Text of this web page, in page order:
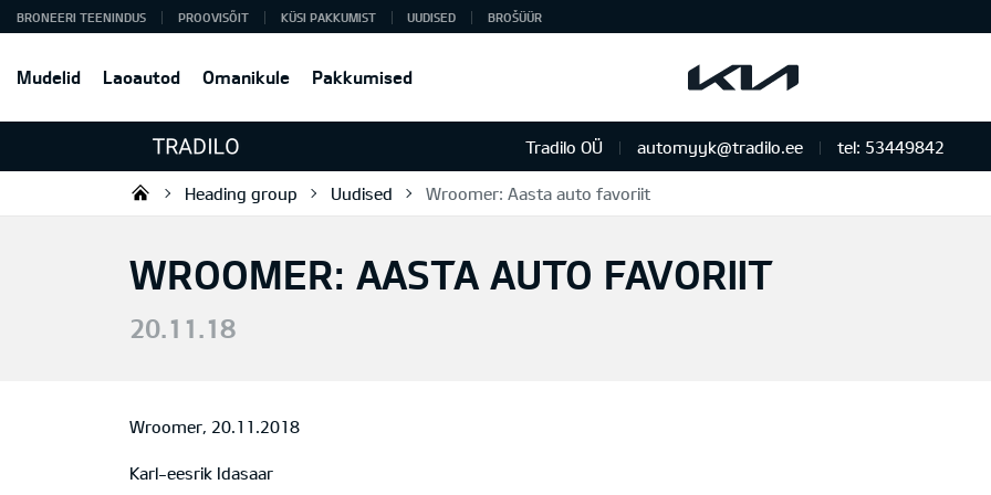
Mudelid Laoautod Omanikule Pakkumised
BRONEERI TEENINDUS PROOVISÕIT KÜSI PAKKUMIST UUDISED BROŠÜÜR
Tradilo OÜ automyyk@tradilo.ee tel: 53449842
Tradilo OÜ
Heading group Uudised Wroomer: Aasta auto favoriit
WROOMER: AASTA AUTO FAVORIIT
20.11.18
Wroomer, 20.11.2018
Karl-eesrik Idasaar